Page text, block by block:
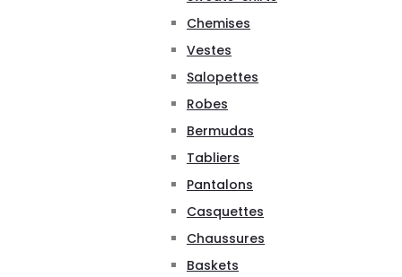
Chemises
Vestes
Salopettes
Robes
Bermudas
Tabliers
Pantalons
Casquettes
Chaussures
Baskets